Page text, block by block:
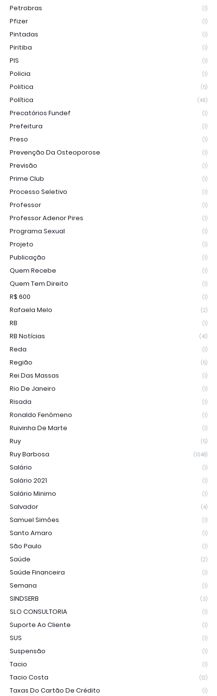
Petrobras (1)
Pfizer (1)
Pintadas (1)
Piritiba (1)
PIS (1)
Policia (1)
Politica (5)
Política (46)
Precatórios Fundef (1)
Prefeitura (1)
Preso (1)
Prevenção Da Osteoporose (1)
Previsão (1)
Prime Club (1)
Processo Seletivo (1)
Professor (1)
Professor Adenor Pires (1)
Programa Sexual (1)
Projeto (1)
Publicação (1)
Quem Recebe (1)
Quem Tem Direito (1)
R$ 600 (1)
Rafaela Melo (2)
RB (1)
RB Notícias (41)
Reda (1)
Região (5)
Rei Das Massas (1)
Rio De Janeiro (1)
Risada (1)
Ronaldo Fenômeno (1)
Ruivinha De Marte (1)
Ruy (5)
Ruy Barbosa (1048)
Salário (1)
Salário 2021 (1)
Salário Minimo (1)
Salvador (4)
Samuel Simões (1)
Santo Amaro (1)
São Paulo (1)
Saúde (2)
Saúde Financeira (1)
Semana (1)
SINDSERB (3)
SLO CONSULTORIA (1)
Suporte Ao Cliente (1)
SUS (1)
Suspensão (1)
Tacio (1)
Tacio Costa (12)
Taxas Do Cartão De Crédito (1)